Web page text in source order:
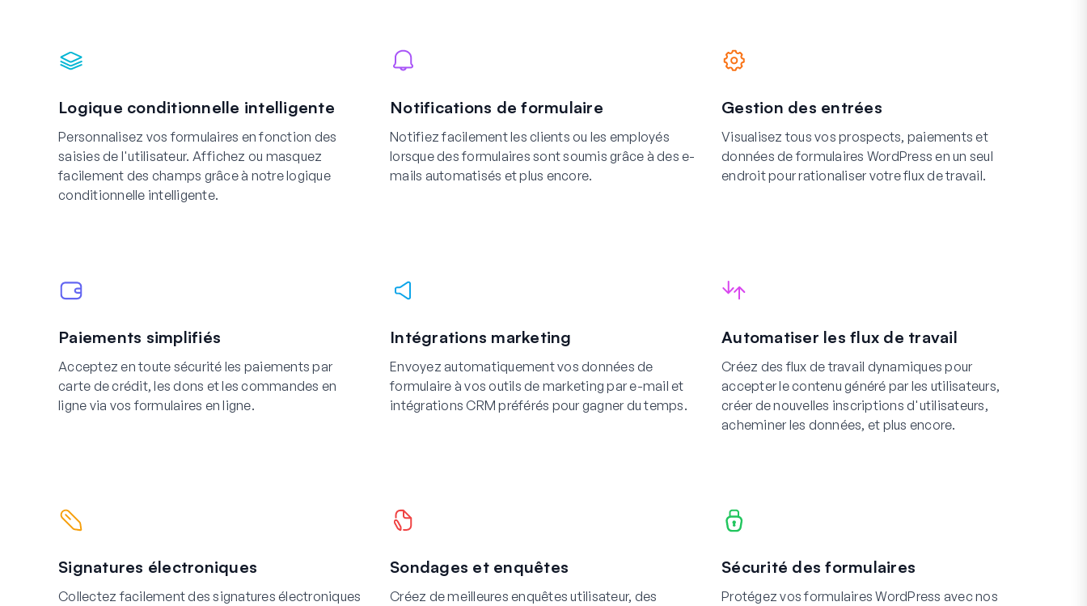
Logique conditionnelle intelligente
Personnalisez vos formulaires en fonction des
saisies de l'utilisateur. Affichez ou masquez
facilement des champs grâce à notre logique
conditionnelle intelligente.
Notifications de formulaire
Notifiez facilement les clients ou les employés
lorsque des formulaires sont soumis grâce à des e-
mails automatisés et plus encore.
Gestion des entrées
Visualisez tous vos prospects, paiements et
données de formulaires WordPress en un seul
endroit pour rationaliser votre flux de travail.
Paiements simplifiés
Acceptez en toute sécurité les paiements par
carte de crédit, les dons et les commandes en
ligne via vos formulaires en ligne.
Intégrations marketing
Envoyez automatiquement vos données de
formulaire à vos outils de marketing par e-mail et
intégrations CRM préférés pour gagner du temps.
Automatiser les flux de travail
Créez des flux de travail dynamiques pour
accepter le contenu généré par les utilisateurs,
créer de nouvelles inscriptions d'utilisateurs,
acheminer les données, et plus encore.
Signatures électroniques
Collectez facilement des signatures électroniques
Sondages et enquêtes
Créez de meilleures enquêtes utilisateur, des
Sécurité des formulaires
Protégez vos formulaires WordPress avec nos